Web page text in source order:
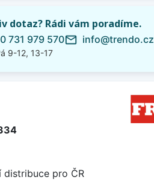
dotaz? Rádi vám poradíme.
731 979 570
9-12, 13-17
mail_outline info@trendo.cz
pro ČR